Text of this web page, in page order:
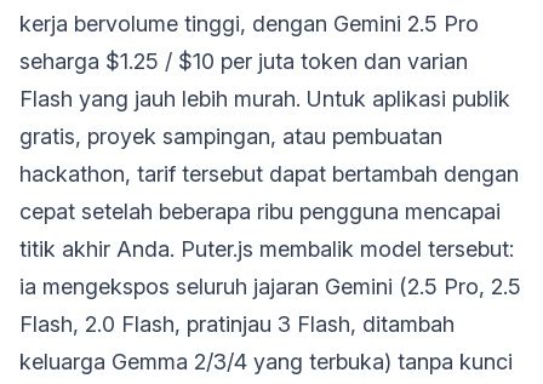
kerja bervolume tinggi, dengan Gemini 2.5 Pro
seharga $1.25 / $10 per juta token dan varian
Flash yang jauh lebih murah. Untuk aplikasi publik
gratis, proyek sampingan, atau pembuatan
hackathon, tarif tersebut dapat bertambah dengan
cepat setelah beberapa ribu pengguna mencapai
titik akhir Anda. Puter.js membalik model tersebut:
ia mengekspos seluruh jajaran Gemini (2.5 Pro, 2.5
Flash, 2.0 Flash, pratinjau 3 Flash, ditambah
keluarga Gemma 2/3/4 yang terbuka) tanpa kunci